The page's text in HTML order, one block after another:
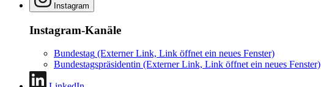
Instagram
Instagram-Kanäle
Bundestag (Externer Link, Link öffnet ein neues Fenster)
Bundestagspräsidentin (Externer Link, Link öffnet ein neues Fenster)